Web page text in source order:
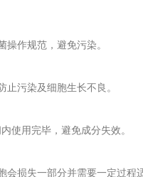
作规范，避免污染。
污染及细胞生长不良。
用完毕，避免成分失效。
损失一部分并需要一定过程适